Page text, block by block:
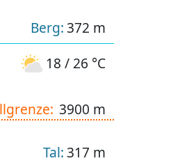
Berg:372 m
18 / 26 °C
3900 m
Tal:317 m